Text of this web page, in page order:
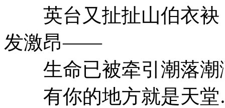
英台又扯扯山伯衣袂
发激昂——
生命已被牵引潮落潮
有你的地方就是天